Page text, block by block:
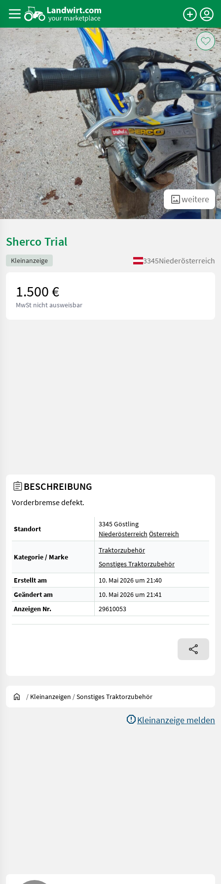
weitere
Sherco Trial
Kleinanzeige 3345Niederösterreich
1.500 €
MwSt nicht ausweisbar
BESCHREIBUNG
Vorderbremse defekt.
Standort
3345 Göstling
Niederösterreich Österreich
Kategorie / Marke
Traktorzubehör
Sonstiges Traktorzubehör
Erstellt am
10. Mai 2026 um 21:40
Geändert am
10. Mai 2026 um 21:41
Anzeigen Nr.
29610053
/ Kleinanzeigen /Sonstiges Traktorzubehör
Kleinanzeige melden